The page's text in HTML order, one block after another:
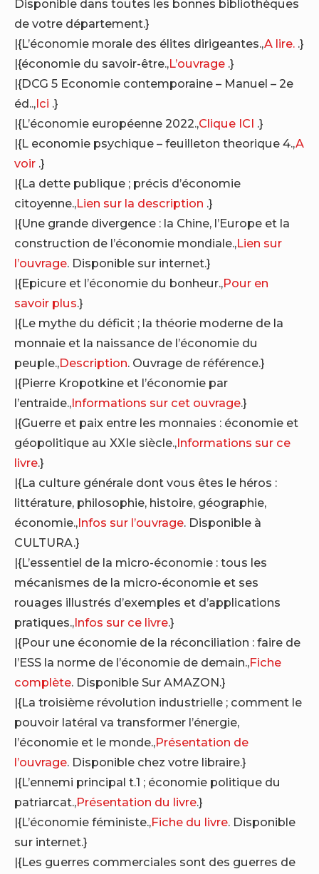
Disponible dans toutes les bonnes bibliothèques
de votre département.}
|{L’économie morale des élites dirigeantes.,A lire. .}
|{économie du savoir-être.,L’ouvrage .}
|{DCG 5 Economie contemporaine – Manuel – 2e
éd..,Ici .}
|{L’économie européenne 2022.,Clique ICI .}
|{L economie psychique – feuilleton theorique 4.,A
voir .}
|{La dette publique ; précis d’économie
citoyenne.,Lien sur la description .}
|{Une grande divergence : la Chine, l’Europe et la
construction de l’économie mondiale.,Lien sur
l’ouvrage. Disponible sur internet.}
|{Epicure et l’économie du bonheur.,Pour en
savoir plus.}
|{Le mythe du déficit ; la théorie moderne de la
monnaie et la naissance de l’économie du
peuple.,Description. Ouvrage de référence.}
|{Pierre Kropotkine et l’économie par
l’entraide.,Informations sur cet ouvrage.}
|{Guerre et paix entre les monnaies : économie et
géopolitique au XXIe siècle.,Informations sur ce
livre.}
|{La culture générale dont vous êtes le héros :
littérature, philosophie, histoire, géographie,
économie.,Infos sur l’ouvrage. Disponible à
CULTURA.}
|{L’essentiel de la micro-économie : tous les
mécanismes de la micro-économie et ses
rouages illustrés d’exemples et d’applications
pratiques.,Infos sur ce livre.}
|{Pour une économie de la réconciliation : faire de
l’ESS la norme de l’économie de demain.,Fiche
complète. Disponible Sur AMAZON.}
|{La troisième révolution industrielle ; comment le
pouvoir latéral va transformer l’énergie,
l’économie et le monde.,Présentation de
l’ouvrage. Disponible chez votre libraire.}
|{L’ennemi principal t.1 ; économie politique du
patriarcat.,Présentation du livre.}
|{L’économie féministe.,Fiche du livre. Disponible
sur internet.}
|{Les guerres commerciales sont des guerres de